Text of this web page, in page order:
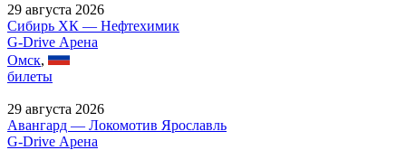
29 августа 2026
Сибирь ХК — Нефтехимик
G-Drive Арена
Омск,
билеты
29 августа 2026
Авангард — Локомотив Ярославль
G-Drive Арена